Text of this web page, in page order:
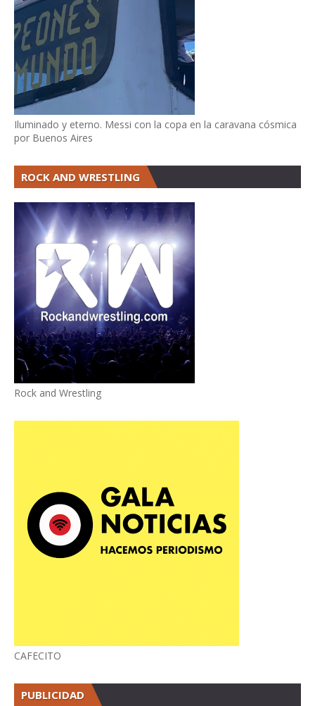
Iluminado y eterno. Messi con la copa en la caravana cósmica
por Buenos Aires
ROCK AND WRESTLING
Rock and Wrestling
CAFECITO
PUBLICIDAD